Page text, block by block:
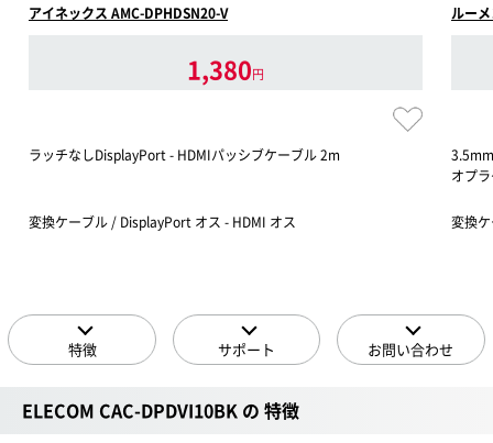
アイネックス AMC-DPHDSN20-V
1,380円
ラッチなしDisplayPort - HDMIパッシブケーブル 2m
変換ケーブル / DisplayPort オス - HDMI オス
ルー
オプ
変換
特徴 サポート お問い合わせ
ELECOM CAC-DPDVI10BK の 特徴